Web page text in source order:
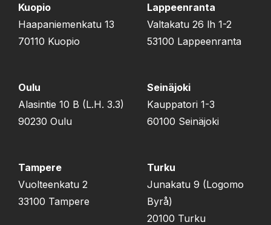
Kuopio
Haapaniemenkatu 13
70110 Kuopio
Lappeenranta
Valtakatu 26 lh 1-2
53100 Lappeenranta
Oulu
Alasintie 10 B (L.H. 3.3)
90230 Oulu
Seinäjoki
Kauppatori 1-3
60100 Seinäjoki
Tampere
Vuolteenkatu 2
33100 Tampere
Turku
Junakatu 9 (Logomo
Byrå)
20100 Turku